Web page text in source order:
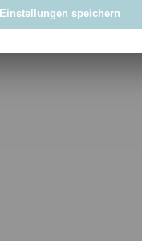
Einstellungen speichern